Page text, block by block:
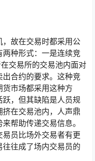
故在交易时都采用公
种形式：一是连续竞
交易所的交易池内面对
合约的要求。这种竞
市场都采用这种方
，但其缺陷是人员规
在交易池内，人声鼎
帮助传递交易信息。
员比场外交易者有更
往成了场内交易员的